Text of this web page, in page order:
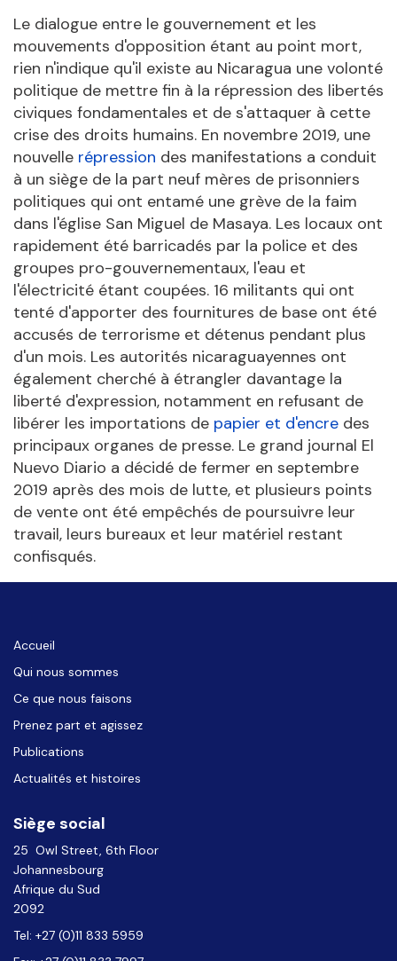
Le dialogue entre le gouvernement et les
mouvements d'opposition étant au point mort,
rien n'indique qu'il existe au Nicaragua une volonté
politique de mettre fin à la répression des libertés
civiques fondamentales et de s'attaquer à cette
crise des droits humains. En novembre 2019, une
nouvelle répression des manifestations a conduit
à un siège de la part neuf mères de prisonniers
politiques qui ont entamé une grève de la faim
dans l'église San Miguel de Masaya. Les locaux ont
rapidement été barricadés par la police et des
groupes pro-gouvernementaux, l'eau et
l'électricité étant coupées. 16 militants qui ont
tenté d'apporter des fournitures de base ont été
accusés de terrorisme et détenus pendant plus
d'un mois. Les autorités nicaraguayennes ont
également cherché à étrangler davantage la
liberté d'expression, notamment en refusant de
libérer les importations de papier et d'encre des
principaux organes de presse. Le grand journal El
Nuevo Diario a décidé de fermer en septembre
2019 après des mois de lutte, et plusieurs points
de vente ont été empêchés de poursuivre leur
travail, leurs bureaux et leur matériel restant
confisqués.
Accueil
Qui nous sommes
Ce que nous faisons
Prenez part et agissez
Publications
Actualités et histoires
Siège social
25 Owl Street, 6th Floor
Johannesbourg
Afrique du Sud
2092
Tel: +27 (0)11 833 5959